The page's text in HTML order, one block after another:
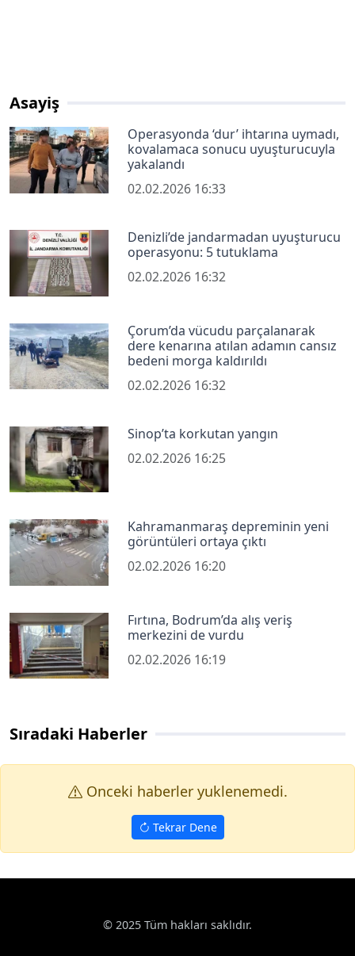
Asayiş
Operasyonda ‘dur’ ihtarına uymadı,
kovalamaca sonucu uyuşturucuyla
yakalandı
02.02.2026 16:33
Denizli’de jandarmadan uyuşturucu
operasyonu: 5 tutuklama
02.02.2026 16:32
Çorum’da vücudu parçalanarak
dere kenarına atılan adamın cansız
bedeni morga kaldırıldı
02.02.2026 16:32
Sinop’ta korkutan yangın
02.02.2026 16:25
Kahramanmaraş depreminin yeni
görüntüleri ortaya çıktı
02.02.2026 16:20
Fırtına, Bodrum’da alış veriş
merkezini de vurdu
02.02.2026 16:19
Sıradaki Haberler
Onceki haberler yuklenemedi.
Tekrar Dene
© 2025 Tüm hakları saklıdır.